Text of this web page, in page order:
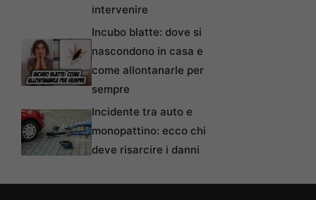
intervenire
Incubo blatte: dove si
nascondono in casa e
come allontanarle per
sempre
Incidente tra auto e
monopattino: ecco chi
deve risarcire i danni